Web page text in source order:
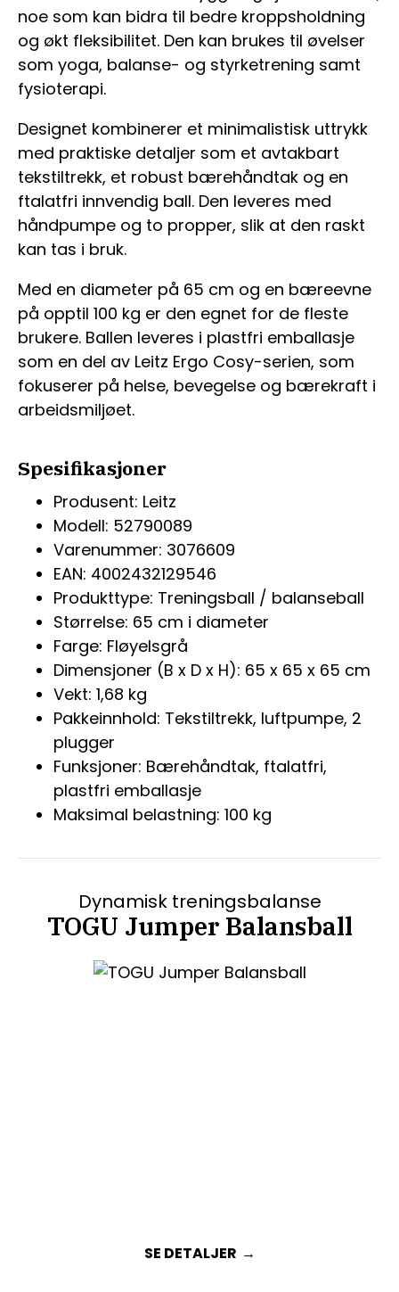
noe som kan bidra til bedre kroppsholdning
og økt fleksibilitet. Den kan brukes til øvelser
som yoga, balanse- og styrketrening samt
fysioterapi.
Designet kombinerer et minimalistisk uttrykk
med praktiske detaljer som et avtakbart
tekstiltrekk, et robust bærehåndtak og en
ftalatfri innvendig ball. Den leveres med
håndpumpe og to propper, slik at den raskt
kan tas i bruk.
Med en diameter på 65 cm og en bæreevne
på opptil 100 kg er den egnet for de fleste
brukere. Ballen leveres i plastfri emballasje
som en del av Leitz Ergo Cosy-serien, som
fokuserer på helse, bevegelse og bærekraft i
arbeidsmiljøet.
Spesifikasjoner
Produsent: Leitz
Modell: 52790089
Varenummer: 3076609
EAN: 4002432129546
Produkttype: Treningsball / balanseball
Størrelse: 65 cm i diameter
Farge: Fløyelsgrå
Dimensjoner (B x D x H): 65 x 65 x 65 cm
Vekt: 1,68 kg
Pakkeinnhold: Tekstiltrekk, luftpumpe, 2
plugger
Funksjoner: Bærehåndtak, ftalatfri,
plastfri emballasje
Maksimal belastning: 100 kg
Dynamisk treningsbalanse
TOGU Jumper Balansball
SE DETALJER